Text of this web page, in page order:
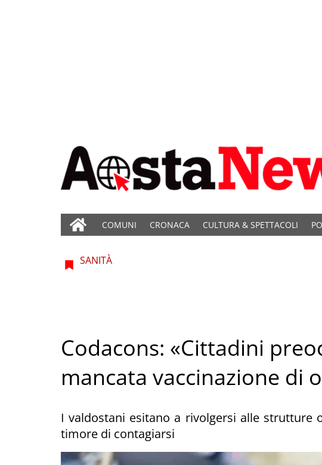
COMUNI CRONACA CULTURA & SPETTACOLI
SANITÀ
Codacons: «Cittadini
mancata vaccinazione di
I valdostani esitano a rivolgersi alle strutture
timore di contagiarsi